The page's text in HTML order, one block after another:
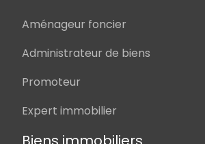
Aménageur foncier
Administrateur de biens
Promoteur
Expert immobilier